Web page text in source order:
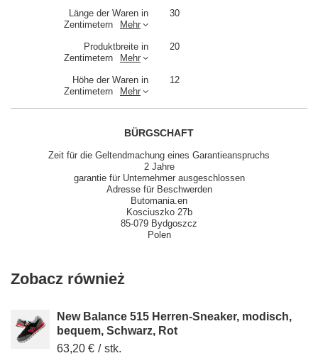
Länge der Waren in
Zentimetern
Mehr
30
Produktbreite in
Zentimetern
Mehr
20
Höhe der Waren in
Zentimetern
Mehr
12
BÜRGSCHAFT
Zeit für die Geltendmachung eines Garantieanspruchs
2 Jahre
garantie für Unternehmer ausgeschlossen
Adresse für Beschwerden
Butomania.en
Kosciuszko 27b
85-079 Bydgoszcz
Polen
Zobacz również
New Balance 515 Herren-Sneaker, modisch,
bequem, Schwarz, Rot
63,20 € / stk.